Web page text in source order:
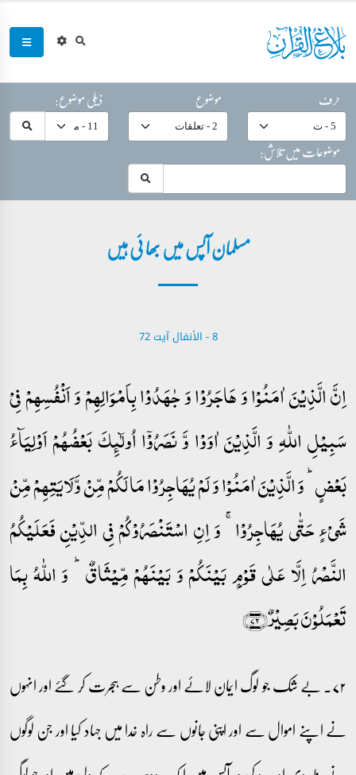
حرف موضوع
ذیلی موضوع:
موضوعات میں تلاش:
مسلمان آپس میں بھا ئی ہیں
8 - ‎الأنفال‎ آیت 72
اِنَّ الَّذِیۡنَ اٰمَنُوۡا وَ ہَاجَرُوۡا وَ جٰہَدُوۡا بِاَمۡوَالِہِمۡ وَ اَنۡفُسِہِمۡ فِیۡ
سَبِیۡلِ اللّٰہِ وَ الَّذِیۡنَ اٰوَوۡا وَّ نَصَرُوۡۤا اُولٰٓئِکَ بَعۡضُہُمۡ اَوۡلِیَآءُ
بَعۡضٍ ؕ وَ الَّذِیۡنَ اٰمَنُوۡا وَ لَمۡ یُہَاجِرُوۡا مَا لَکُمۡ مِّنۡ وَّلَایَتِہِمۡ مِّنۡ
شَیۡءٍ حَتّٰی یُہَاجِرُوۡا ۚ وَ اِنِ اسۡتَنۡصَرُوۡکُمۡ فِی الدِّیۡنِ فَعَلَیۡکُمُ
النَّصۡرُ اِلَّا عَلٰی قَوۡمٍۭ بَیۡنَکُمۡ وَ بَیۡنَہُمۡ مِّیۡثَاقٌ ؕ وَ اللّٰہُ بِمَا
تَعۡمَلُوۡنَ بَصِیۡرٌ﴿۷۲﴾
۷۲۔ بے شک جو لوگ ایمان لائے اور وطن سے ہجرت کر گئے اور انہوں
نے اپنے اموال سے اور اپنی جانوں سے راہ خدا میں جہاد کیا اور جن لوگوں